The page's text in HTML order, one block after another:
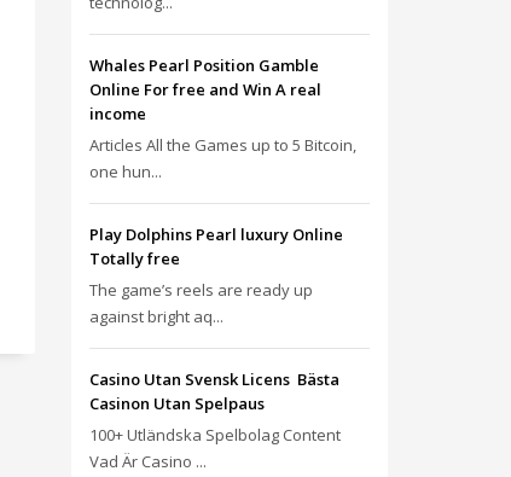
Whales Pearl Position Gamble
Online For free and Win A real
income
Articles All the Games up to 5 Bitcoin,
one hun...
Play Dolphins Pearl luxury Online
Totally free
The game’s reels are ready up
against bright aq...
Casino Utan Svensk Licens ️ Bästa
Casinon Utan Spelpaus
100+ Utländska Spelbolag Content
Vad Är Casino ...